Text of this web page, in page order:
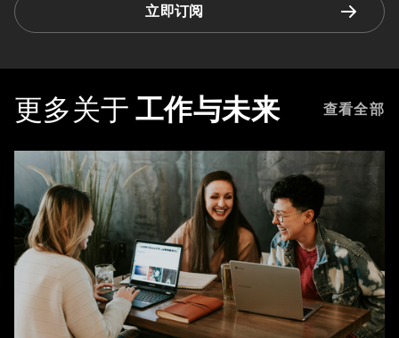
立即订阅
更多关于 工作与未来 查看全部